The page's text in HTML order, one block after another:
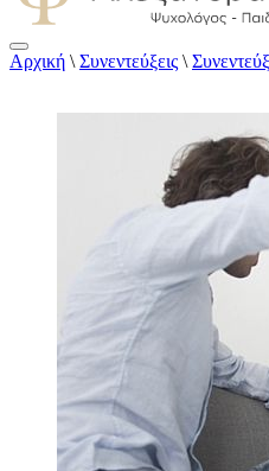
Αλεξάνδρα
Αρχική \ Συνεντεύξεις \